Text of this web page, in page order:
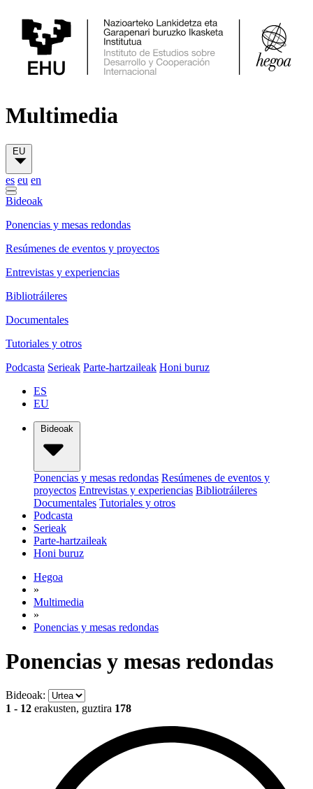
Multimedia
EU
es eu en
Bideoak
Ponencias y mesas redondas
Resúmenes de eventos y proyectos
Entrevistas y experiencias
Bibliotráileres
Documentales
Tutoriales y otros
Podcasta Serieak Parte-hartzaileak Honi buruz
ES
EU
Bideoak
Ponencias y mesas redondas Resúmenes de eventos y
proyectos Entrevistas y experiencias Bibliotráileres
Documentales Tutoriales y otros
Podcasta
Serieak
Parte-hartzaileak
Honi buruz
Hegoa
»
Multimedia
»
Ponencias y mesas redondas
Ponencias y mesas redondas
Bideoak:
1 - 12 erakusten, guztira 178